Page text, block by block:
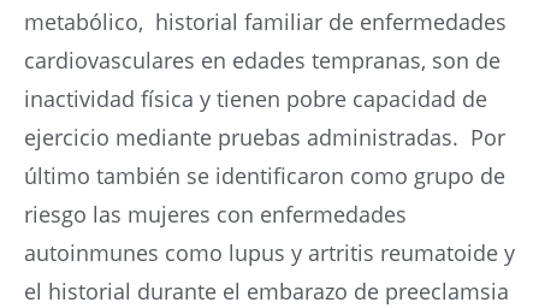
metabólico, historial familiar de enfermedades
cardiovasculares en edades tempranas, son de
inactividad física y tienen pobre capacidad de
ejercicio mediante pruebas administradas. Por
último también se identificaron como grupo de
riesgo las mujeres con enfermedades
autoinmunes como lupus y artritis reumatoide y
el historial durante el embarazo de preeclamsia